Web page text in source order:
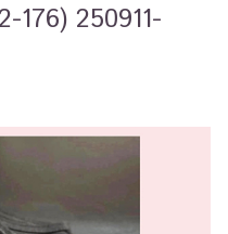
250911-